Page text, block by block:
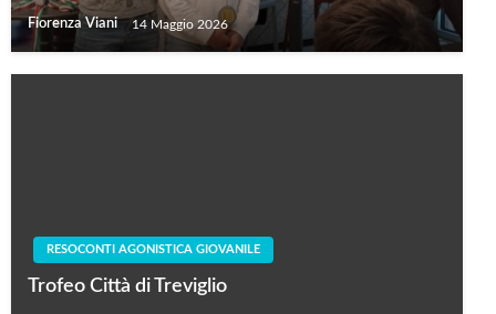
Fiorenza Viani 14 Maggio 2026
RESOCONTI AGONISTICA GIOVANILE
Trofeo Città di Treviglio